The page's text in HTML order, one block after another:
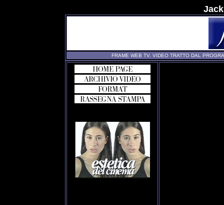
FRAME WEB TV. VIDEO TRATTO DAL